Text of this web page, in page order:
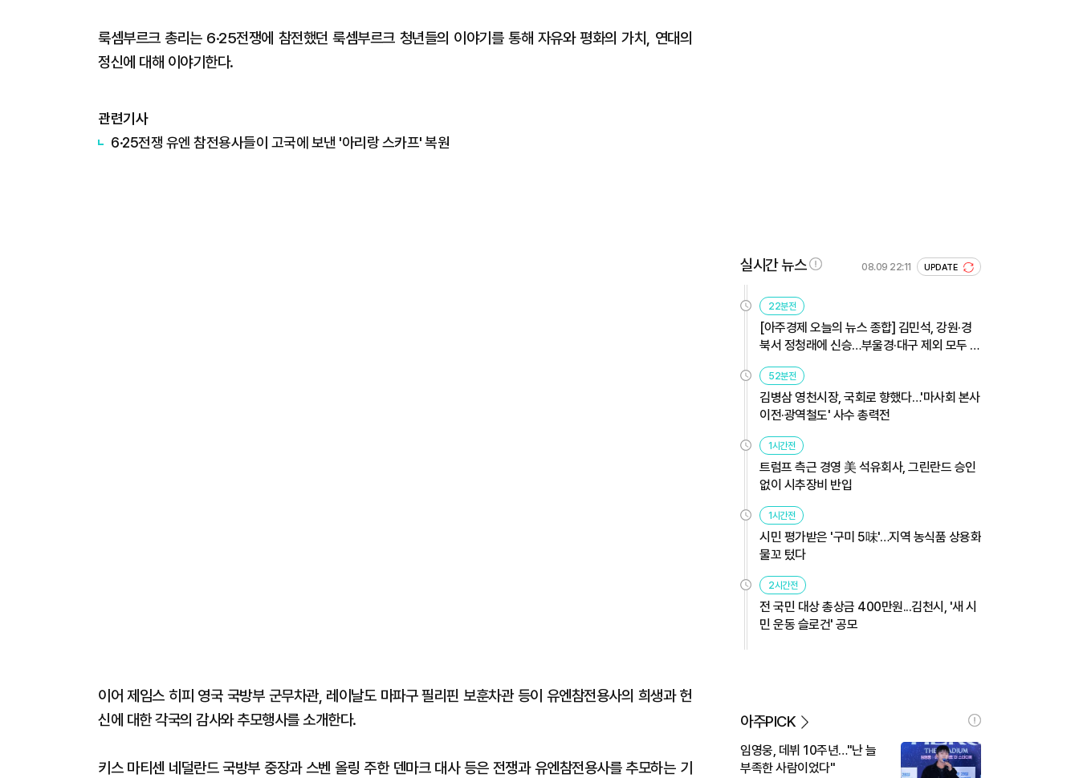
룩셈부르크 총리는 6·25전쟁에 참전했던 룩셈부르크 청년들의 이야기를 통해 자유와 평화의 가치, 연대의
정신에 대해 이야기한다.
관련기사
​6·25전쟁 유엔 참전용사들이 고국에 보낸 '아리랑 스카프' 복원
이어 제임스 히피 영국 국방부 군무차관, 레이날도 마파구 필리핀 보훈차관 등이 유엔참전용사의 희생과 헌
신에 대한 각국의 감사와 추모행사를 소개한다.
키스 마티센 네덜란드 국방부 중장과 스벤 올링 주한 덴마크 대사 등은 전쟁과 유엔참전용사를 추모하는 기
실시간 뉴스 08.09 22:11 UPDATE
22분전
[아주경제 오늘의 뉴스 종합] 김민석, 강원·경
북서 정청래에 신승…부울경·대구 제외 모두 웃
었다 外
52분전
김병삼 영천시장, 국회로 향했다…'마사회 본사
이전·광역철도' 사수 총력전
1시간전
트럼프 측근 경영 美 석유회사, 그린란드 승인
없이 시추장비 반입
1시간전
시민 평가받은 '구미 5味'…지역 농식품 상용화
물꼬 텄다
2시간전
전 국민 대상 총상금 400만원...김천시, '새 시
민 운동 슬로건' 공모
아주PICK
임영웅, 데뷔 10주년…"난 늘
부족한 사람이었다"